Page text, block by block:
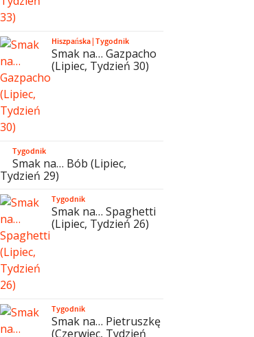
Hiszpańska|Tygodnik
Smak na… Gazpacho
(Lipiec, Tydzień 30)
Tygodnik
Smak na… Bób (Lipiec,
Tydzień 29)
Tygodnik
Smak na… Spaghetti
(Lipiec, Tydzień 26)
Tygodnik
Smak na… Pietruszkę
(Czerwiec, Tydzień